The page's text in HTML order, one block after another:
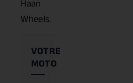
Haan
Wheels.